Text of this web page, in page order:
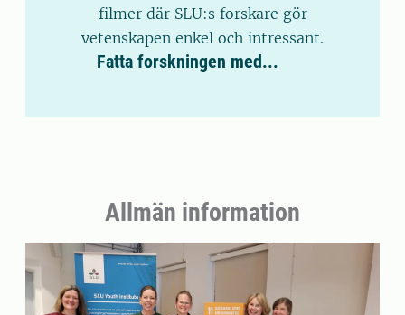
filmer där SLU:s forskare gör
vetenskapen enkel och intressant.
Fatta forskningen med...
Allmän information